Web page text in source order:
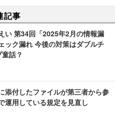
記事
い 第34回「2025年2月の情報漏
ック漏れ 今後の対策はダブルチ
話？
添付したファイルが第三者から参
運用している規定を見直し